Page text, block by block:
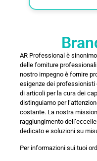
AR Professional è
delle forniture professionali
nostro impegno è fornire
esigenze dei professionisti
di articoli per la cura dei
distinguiamo per
costante. La nostra
raggiungimento
dedicato e soluzioni su
Per informazioni sui tuoi